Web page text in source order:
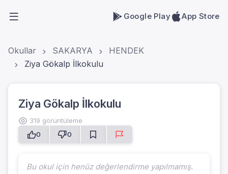
Google Play App Store
Okullar SAKARYA
HENDEK
Ziya Gökalp İlkokulu
Ziya Gökalp İlkokulu
319 görüntüleme
0
0
Bu okul için henüz değerlendirme yapılmamış.